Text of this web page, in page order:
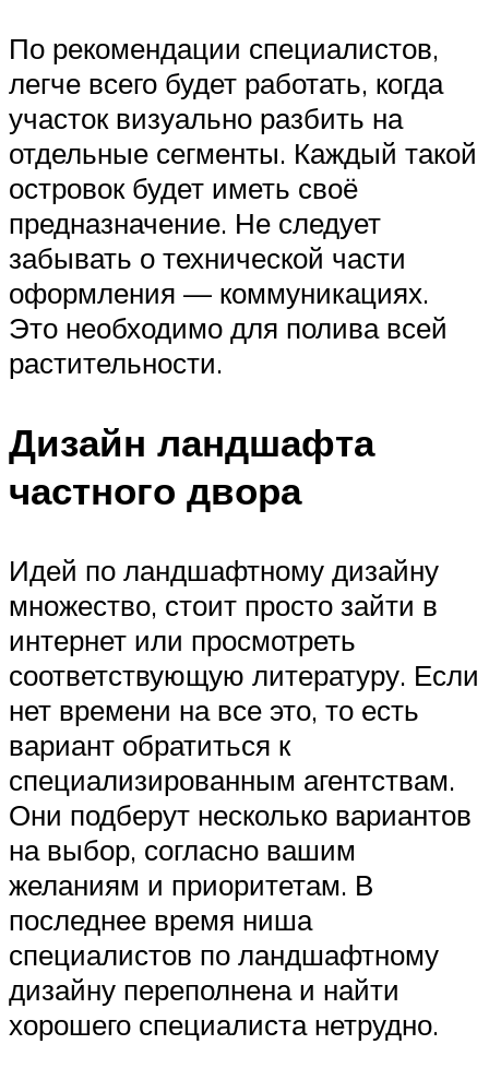
По рекомендации специалистов,
легче всего будет работать, когда
участок визуально разбить на
отдельные сегменты. Каждый такой
островок будет иметь своё
предназначение. Не следует
забывать о технической части
оформления — коммуникациях.
Это необходимо для полива всей
растительности.
Дизайн ландшафта
частного двора
Идей по ландшафтному дизайну
множество, стоит просто зайти в
интернет или просмотреть
соответствующую литературу. Если
нет времени на все это, то есть
вариант обратиться к
специализированным агентствам.
Они подберут несколько вариантов
на выбор, согласно вашим
желаниям и приоритетам. В
последнее время ниша
специалистов по ландшафтному
дизайну переполнена и найти
хорошего специалиста нетрудно.